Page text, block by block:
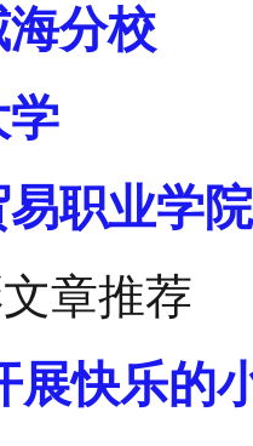
分校
学
职业学院
章推荐
展快乐的